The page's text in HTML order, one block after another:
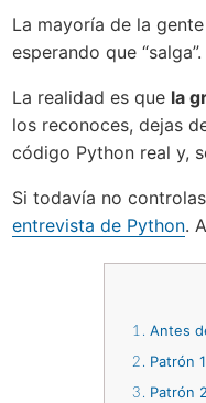
La mayoría de la
esperando que
La realidad es que la
los reconoces, dejas
código Python real y,
Si todavía no
entrevista de Python.
1 Antes
2 Patrón
3 Patrón